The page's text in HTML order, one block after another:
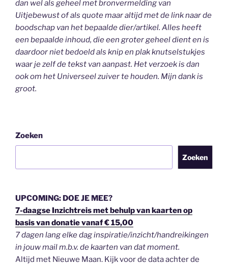
dan wel als geheelmet bronvermelding van
Uitjebewustof als quote maar altijd met de link naar de
boodschap van het bepaalde dier/artikel. Alles heeft
een bepaalde inhoud, die een groter geheel dient en is
daardoor niet bedoeld als knip en plak knutselstukjes
waar je zelf de tekst van aanpast. Het verzoek is dan
ook om het Universeel zuiver te houden. Mijn dank is
groot.
Zoeken
Zoeken
UPCOMING: DOE JE MEE?
7-daagse Inzichtreis met behulp van kaarten op
basis van donatie vanaf € 15,00
7 dagen lang elke dag inspiratie/inzicht/handreikingen
in jouw mail m.b.v. de kaarten van dat moment.
Altijd met Nieuwe Maan. Kijk voor de data achter de